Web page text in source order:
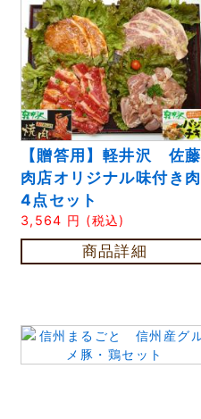
【贈答用】軽井沢 佐藤
肉店オリジナル味付き肉
4点セット
3,564 円 (税込)
商品詳細